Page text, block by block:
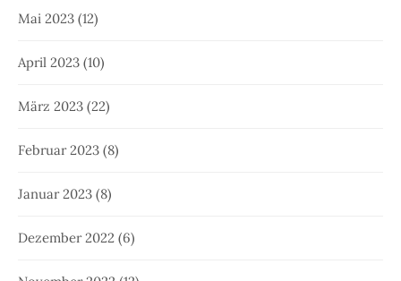
Mai 2023 (12)
April 2023 (10)
März 2023 (22)
Februar 2023 (8)
Januar 2023 (8)
Dezember 2022 (6)